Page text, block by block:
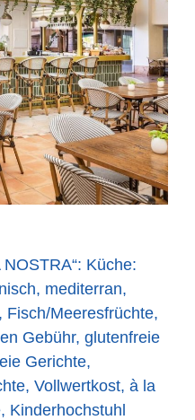
Küche:
mediterran,
Fisch/Meeresfrüchte,
Gebühr, glutenfreie
Gerichte,
Vollwertkost, à la
Kinderhochstuhl